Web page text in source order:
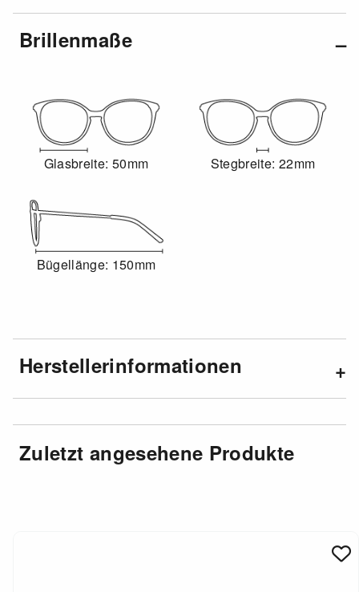
Brillenmaße
Glasbreite: 50mm Stegbreite: 22mm
Bügellänge: 150mm
Herstellerinformationen
Zuletzt angesehene Produkte